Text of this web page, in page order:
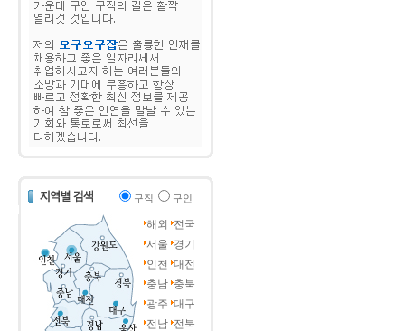
구직 구인
해외
전국
서울 경기
인천 대전
충남 충북
광주 대구
전남 전북